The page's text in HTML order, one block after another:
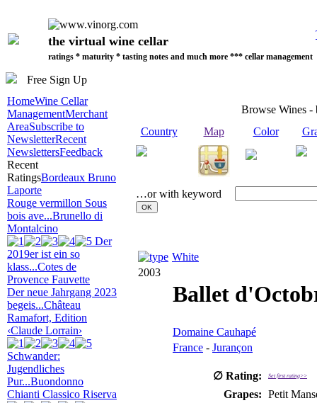
the virtual wine cellar
ratings * maturity * tasting notes and much more *** cellar management
Free Sign Up
HomeWine Cellar
ManagementMerchant
AreaSubscribe to
NewsletterRecent
NewslettersFeedback
Recent
RatingsBordeaux Bruno
Laporte
Rouge vermillon Sous
bois ave...Brunello di
Montalcino
Der
2019er ist ein so
klass...Cotes de
Provence Fauvette
Der neue Jahrgang 2023
begeis...Château
Ramafort, Edition
‹Claude Lorrain›
Schwander:
Jugendliches
Pur...Buondonno
Chianti Classico Riserva
Browse Wines
Country
Map Color
…or with keyword
White
2003
Ballet
Domaine Cauhapé
France - Jurançon
∅ Rating: Set first rating>>
Grapes: Petit